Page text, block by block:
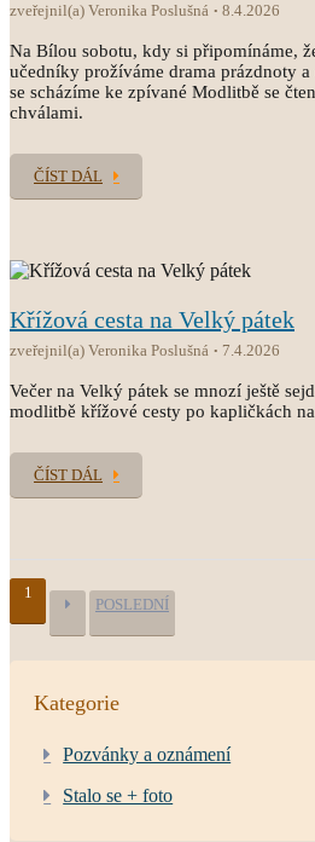
zveřejnil(a) Veronika Poslušná 8.4.2026
Na Bílou sobotu, kdy si připomínáme,
učedníky prožíváme drama prázdnoty a
se scházíme ke zpívané Modlitbě se
chválami.
ČÍST DÁL
Křížová cesta na Velký pátek
zveřejnil(a) Veronika Poslušná 7.4.2026
Večer na Velký pátek se mnozí ještě
modlitbě křížové cesty po kapličkách
ČÍST DÁL
1
POSLEDNÍ
Kategorie
Pozvánky a oznámení
Stalo se + foto